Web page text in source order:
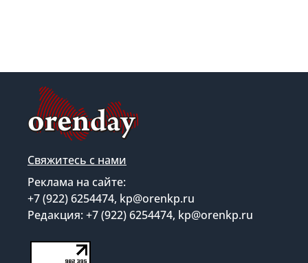
Свяжитесь с нами
Реклама на сайте:
+7 (922) 6254474, kp@orenkp.ru
Редакция: +7 (922) 6254474, kp@orenkp.ru